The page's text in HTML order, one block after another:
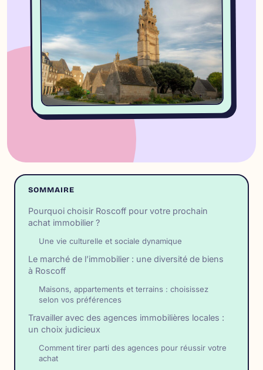
SOMMAIRE
Pourquoi choisir Roscoff pour votre prochain
achat immobilier ?
Une vie culturelle et sociale dynamique
Le marché de l’immobilier : une diversité de biens
à Roscoff
Maisons, appartements et terrains : choisissez
selon vos préférences
Travailler avec des agences immobilières locales :
un choix judicieux
Comment tirer parti des agences pour réussir votre
achat